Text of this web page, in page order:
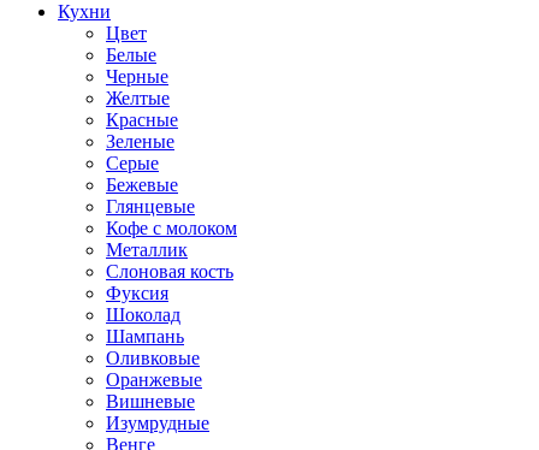
Кухни
Цвет
Белые
Черные
Желтые
Красные
Зеленые
Серые
Бежевые
Глянцевые
Кофе с молоком
Металлик
Слоновая кость
Фуксия
Шоколад
Шампань
Оливковые
Оранжевые
Вишневые
Изумрудные
Венге